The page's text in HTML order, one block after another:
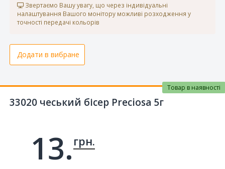
Звертаємо Вашу увагу, що через індивідуальні
налаштування Вашого монітору можливі розходження у
точності передачі кольорів
Додати в вибране
33020 чеський бісер Preciosa 5г
Товар в наявності
13. грн.